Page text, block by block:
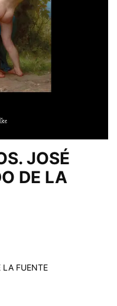
JOSÉ
DE LA
LA FUENTE